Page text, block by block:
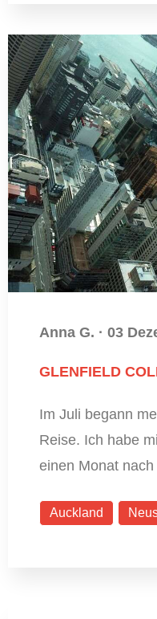
Anna G. · 03
GLENFIELD
Im Juli begann
Reise. Ich habe
einen Monat
Auckland